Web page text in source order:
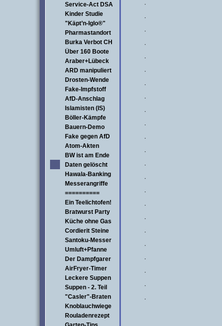
Service-Act DSA
Kinder Studie
"Käpt’n-Iglo®"
Pharmastandort
Burka Verbot CH
Über 160 Boote
Araber+Lübeck
ARD manipuliert
Drosten-Wende
Fake-Impfstoff
AfD-Anschlag
Islamisten (IS)
Böller-Kämpfe
Bauern-Demo
Fake gegen AfD
Atom-Akten
BW ist am Ende
Daten gelöscht
Hawala-Banking
Messerangriffe
==========
Ein Teelichtofen!
Bratwurst Party
Küche ohne Gas
Cordierit Steine
Santoku-Messer
Umluft+Pfanne
Der Dampfgarer
AirFryer-Timer
Leckere Suppen
Suppen - 2. Teil
"Casler"-Braten
Knoblauchwiege
Rouladenrezept
·
·
·
·
·
·
·
·
·
·
·
·
·
·
·
·
·
·
·
·
·
·
·